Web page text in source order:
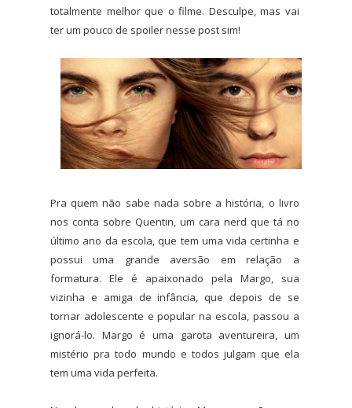
totalmente melhor que o filme. Desculpe, mas vai
ter um pouco de spoiler nesse post sim!
Pra quem não sabe nada sobre a história, o livro
nos conta sobre Quentin, um cara nerd que tá no
último ano da escola, que tem uma vida certinha e
possui uma grande aversão em relação a
formatura. Ele é apaixonado pela Margo, sua
vizinha e amiga de infância, que depois de se
tornar adolescente e popular na escola, passou a
ignorá-lo. Margo é uma garota aventureira, um
mistério pra todo mundo e todos julgam que ela
tem uma vida perfeita.